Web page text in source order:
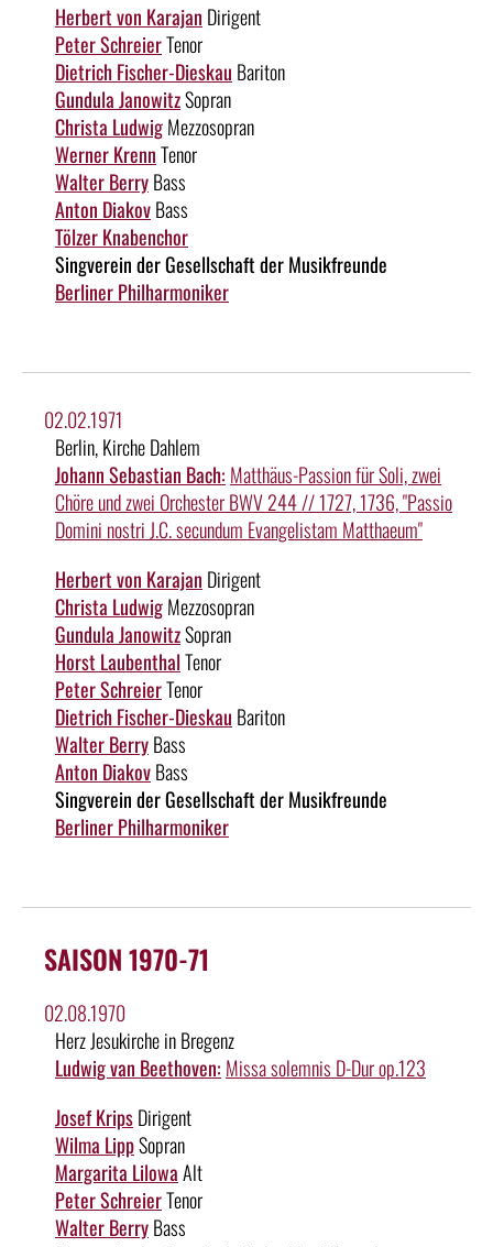
Herbert von Karajan Dirigent
Peter SchreierTenor
Dietrich Fischer-Dieskau Bariton
Gundula JanowitzSopran
Christa LudwigMezzosopran
Werner KrennTenor
Walter BerryBass
Anton DiakovBass
Tölzer Knabenchor
Singverein der Gesellschaft der Musikfreunde
Berliner Philharmoniker
02.02.1971
Berlin, Kirche Dahlem
Johann Sebastian Bach: Matthäus-Passion für Soli, zwei
Chöre und zwei Orchester BWV 244 // 1727, 1736, "Passio
Domini nostri J.C. secundum Evangelistam Matthaeum"
Herbert von Karajan Dirigent
Christa LudwigMezzosopran
Gundula JanowitzSopran
Horst LaubenthalTenor
Peter SchreierTenor
Dietrich Fischer-Dieskau Bariton
Walter BerryBass
Anton DiakovBass
Singverein der Gesellschaft der Musikfreunde
Berliner Philharmoniker
SAISON 1970-71
02.08.1970
Herz Jesukirche in Bregenz
Ludwig van Beethoven: Missa solemnis D-Dur op.123
Josef KripsDirigent
Wilma LippSopran
Margarita LilowaAlt
Peter SchreierTenor
Walter BerryBass